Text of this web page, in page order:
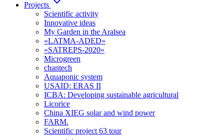
Projects
Scientific activity
Innovative ideas
My Garden in the Aralsea
«LATMA-ADED»
«SATREPS-2020»
Microgreen
chantech
Aquaponic system
USAID: ERAS II
ICBA: Developing sustainable agricultural
Licorice
China XIEG solar and wind power
FARM.
Scientific project 63 tour